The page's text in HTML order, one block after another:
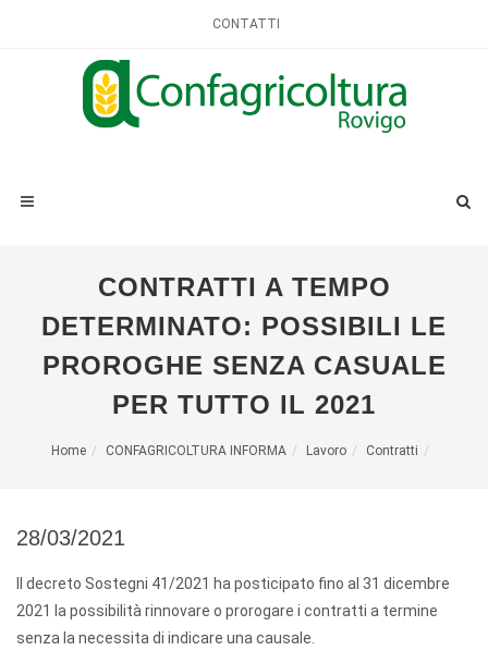
CONTATTI
CONTRATTI A TEMPO
DETERMINATO: POSSIBILI LE
PROROGHE SENZA CASUALE
PER TUTTO IL 2021
Home CONFAGRICOLTURA INFORMA Lavoro Contratti
28/03/2021
Il decreto Sostegni 41/2021 ha posticipato fino al 31 dicembre
2021 la possibilità rinnovare o prorogare i contratti a termine
senza la necessita di indicare una causale.